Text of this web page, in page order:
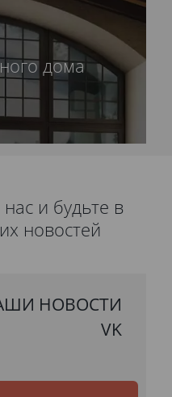
дома
и будьте в
новостей
НОВОСТИ
VK